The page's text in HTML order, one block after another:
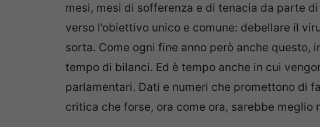
mesi, mesi di sofferenza e di tenacia da parte
verso l’obiettivo unico e comune: debellare il
sorta. Come ogni fine anno però anche questo,
tempo di bilanci. Ed è tempo anche in cui
parlamentari. Dati e numeri che promettono di
critica che forse, ora come ora, sarebbe meglio